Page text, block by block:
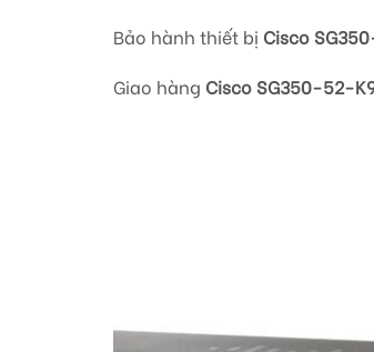
Bảo hành thiết bị Cisco
Giao hàng Cisco SG350-52-